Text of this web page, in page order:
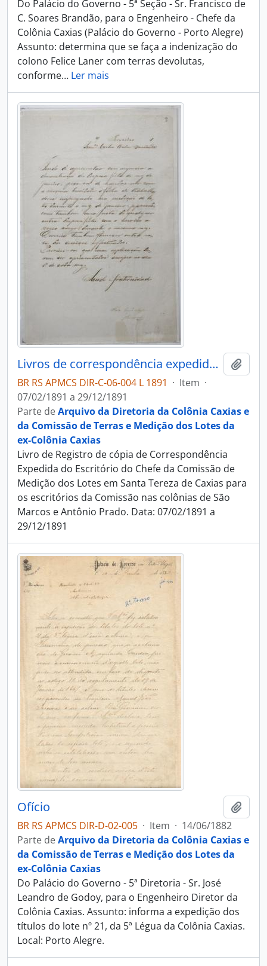
Do Palácio do Governo - 5ª Seção - Sr. Francisco de
C. Soares Brandão, para o Engenheiro - Chefe da
Colônia Caxias (Palácio do Governo - Porto Alegre)
Assunto: determina que se faça a indenização do
colono Felice Laner com terras devolutas,
conforme… Ler mais
Livros de correspondência expedida para os escritórios das Colônias São Marcos e Antônio Prado
BR RS APMCS DIR-C-06-004 L 1891 · Item ·
07/02/1891 a 29/12/1891
Parte deArquivo da Diretoria da Colônia Caxias e
da Comissão de Terras e Medição dos Lotes da
ex-Colônia Caxias
Livro de Registro de cópia de Correspondência
Expedida do Escritório do Chefe da Comissão de
Medição dos Lotes em Santa Tereza de Caxias para
os escritórios da Comissão nas colônias de São
Marcos e Antônio Prado. Data: 07/02/1891 a
29/12/1891
Ofício
BR RS APMCS DIR-D-02-005 · Item · 14/06/1882
Parte deArquivo da Diretoria da Colônia Caxias e
da Comissão de Terras e Medição dos Lotes da
ex-Colônia Caxias
Do Palácio do Governo - 5ª Diretoria - Sr. José
Leandro de Godoy, para o Engenheiro Diretor da
Colônia Caxias. Assunto: informa a expedição dos
títulos do lote nº 21, da 5ª Légua da Colônia Caxias.
Local: Porto Alegre.